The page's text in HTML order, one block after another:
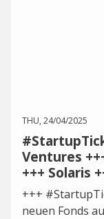
THU, 24/04/2025
Ventures
+++ Solaris
+++
neuen Fonds